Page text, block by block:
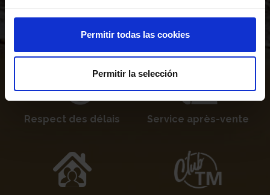
Permitir todas las cookies
Permitir la selección
Financement Personnalisation
Respect des délais Service après-vente